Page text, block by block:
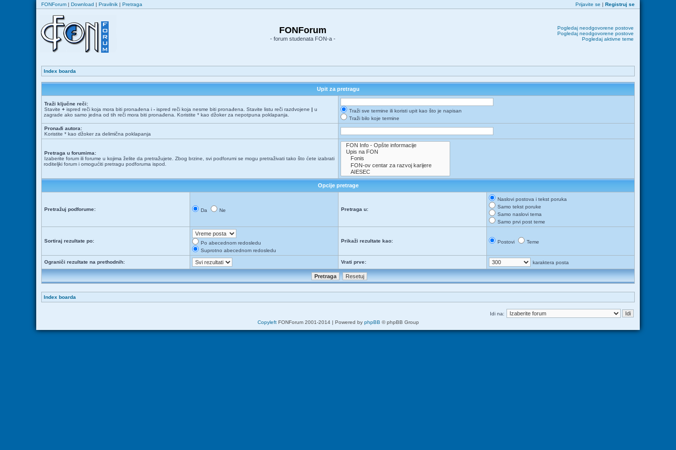
FONForum | Download | Pravilnik | Pretraga Prijavite se | Registruj se
FONForum
- forum studenata FON-a -
Pogledaj neodgovorene postove
Pogledaj neodgovorene postove
Pogledaj aktivne teme
Index boarda
Upit za pretragu
Traži ključne reči:
Stavite + ispred reči koja mora biti pronađena i - ispred reči koja nesme biti pronađena. Stavite listu reči razdvojene | u
zagrade ako samo jedna od tih reči mora biti pronađena. Koristite * kao džoker za nepotpuna poklapanja.
Traži sve termine ili koristi upit kao što je napisan
Traži bilo koje termine
Pronađi autora:
Koristite * kao džoker za delimična poklapanja
Pretraga u forumima:
Izaberite forum ili forume u kojima želite da pretražujete. Zbog brzine, svi podforumi se mogu pretraživati tako što ćete izabrati
roditeljki forum i omogućiti pretragu podforuma ispod.
Opcije pretrage
Pretražuj podforume: Da Ne Pretraga u:
Naslovi postova i tekst poruka
Samo tekst poruke
Samo naslovi tema
Samo prvi post teme
Sortiraj rezultate po:
Po abecednom redosledu
Suprotno abecednom redosledu
Prikaži rezultate kao: Postovi Teme
Ograniči rezultate na prethodnih: Vrati prve: karaktera posta
Index boarda
Idi na:
CopyleftFONForum 2001-2014 | Powered by phpBB © phpBB Group